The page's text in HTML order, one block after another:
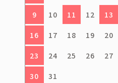
9 10 11 12 13
16 17 18 19 20
23 24 25 26 27
30 31